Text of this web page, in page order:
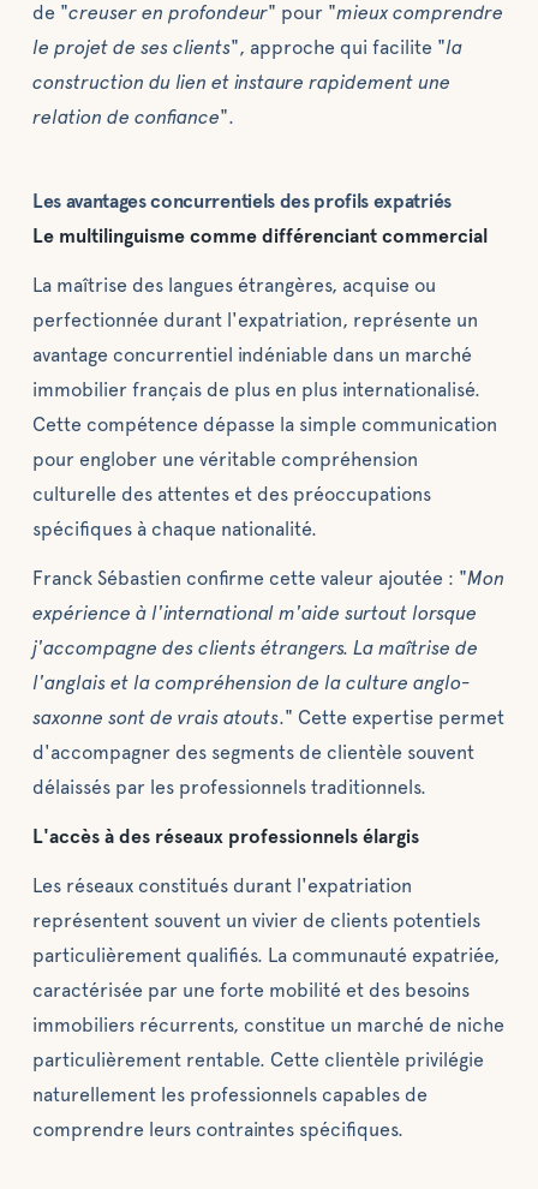
de "creuser en profondeur" pour "mieux comprendre
le projet de ses clients", approche qui facilite "la
construction du lien et instaure rapidement une
relation de confiance".
Les avantages concurrentiels des profils expatriés
Le multilinguisme comme différenciant commercial
La maîtrise des langues étrangères, acquise ou
perfectionnée durant l'expatriation, représente un
avantage concurrentiel indéniable dans un marché
immobilier français de plus en plus internationalisé.
Cette compétence dépasse la simple communication
pour englober une véritable compréhension
culturelle des attentes et des préoccupations
spécifiques à chaque nationalité.
Franck Sébastien confirme cette valeur ajoutée : "Mon
expérience à l'international m'aide surtout lorsque
j'accompagne des clients étrangers. La maîtrise de
l'anglais et la compréhension de la culture anglo-
saxonne sont de vrais atouts." Cette expertise permet
d'accompagner des segments de clientèle souvent
délaissés par les professionnels traditionnels.
L'accès à des réseaux professionnels élargis
Les réseaux constitués durant l'expatriation
représentent souvent un vivier de clients potentiels
particulièrement qualifiés. La communauté expatriée,
caractérisée par une forte mobilité et des besoins
immobiliers récurrents, constitue un marché de niche
particulièrement rentable. Cette clientèle privilégie
naturellement les professionnels capables de
comprendre leurs contraintes spécifiques.